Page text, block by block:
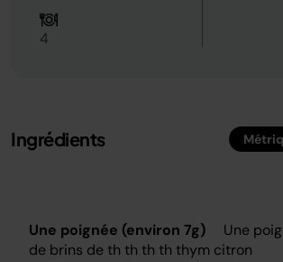
4
Ingrédients
Une poignée (environ 7g)
Une
de brins de th th th th thym citron